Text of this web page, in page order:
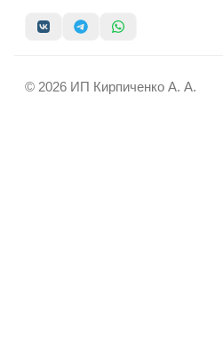
© 2026 ИП Кирпиченко А. А.